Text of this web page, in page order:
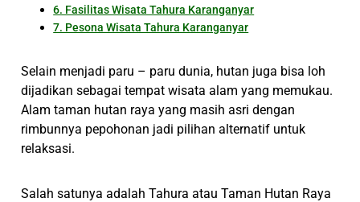
6. Fasilitas Wisata Tahura Karanganyar
7. Pesona Wisata Tahura Karanganyar
Selain menjadi paru – paru dunia, hutan juga bisa loh
dijadikan sebagai tempat wisata alam yang memukau.
Alam taman hutan raya yang masih asri dengan
rimbunnya pepohonan jadi pilihan alternatif untuk
relaksasi.
Salah satunya adalah Tahura atau Taman Hutan Raya